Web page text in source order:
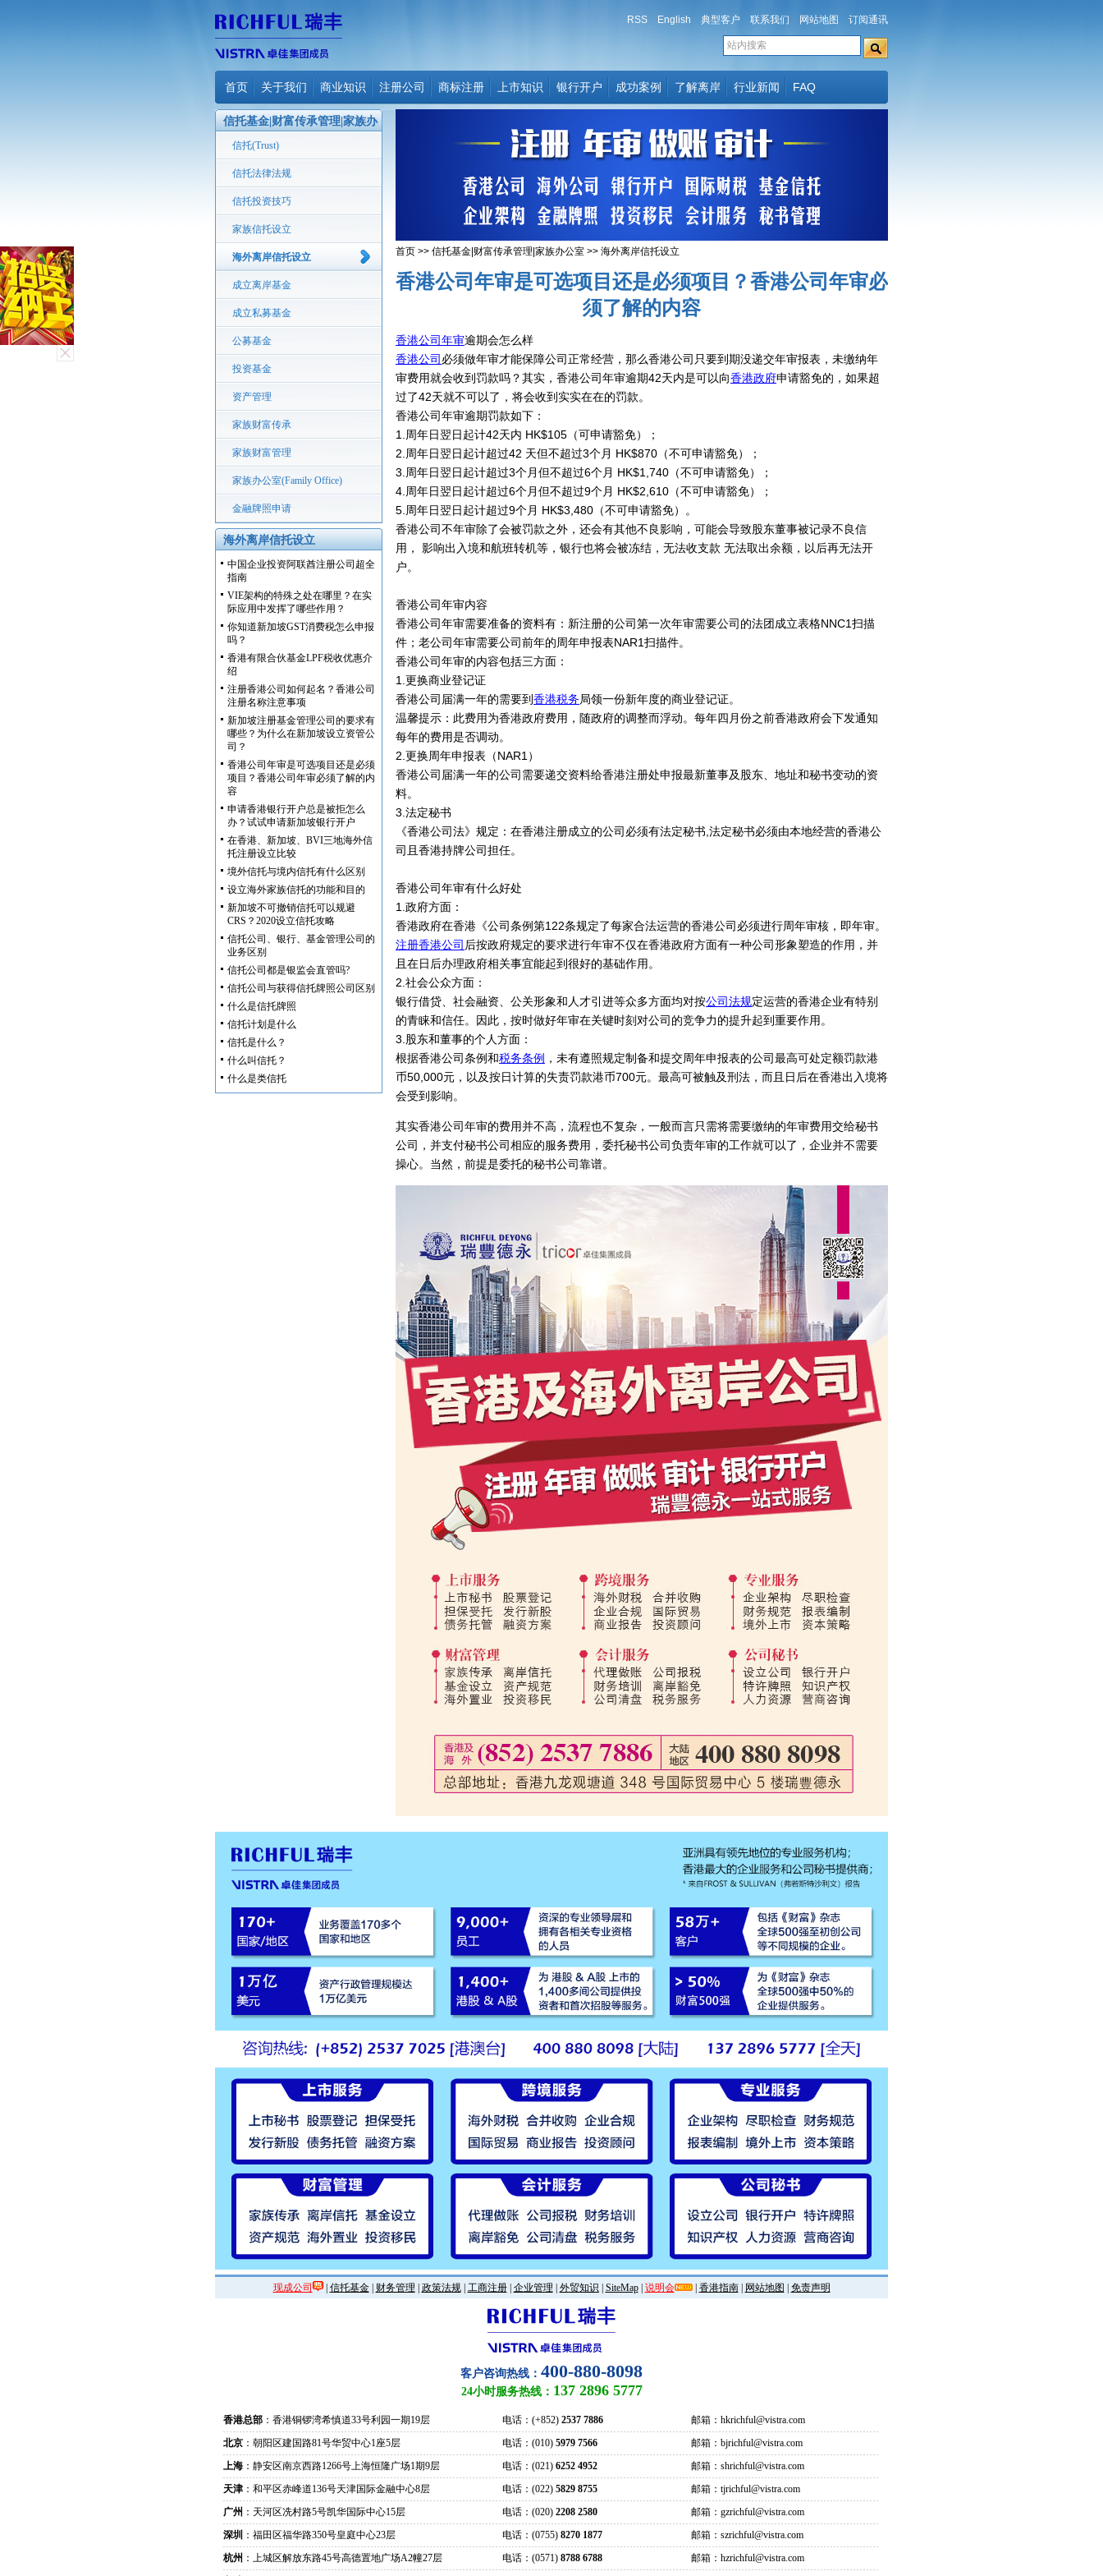
RSS English 典型客户 联系我们 网站地图 订阅通讯
首页 关于我们 商业知识 注册公司 商标注册 上市知识 银行开户 成功案例 了解离岸 行业新闻 FAQ
信托基金|财富传承管理|家族办
公室
信托(Trust)
信托法律法规
信托投资技巧
家族信托设立
海外离岸信托设立
成立离岸基金
成立私募基金
公募基金
投资基金
资产管理
家族财富传承
家族财富管理
家族办公室(Family Office)
金融牌照申请
海外离岸信托设立
中国企业投资阿联酋注册公司超全
指南
VIE架构的特殊之处在哪里？在实
际应用中发挥了哪些作用？
你知道新加坡GST消费税怎么申报
吗？
香港有限合伙基金LPF税收优惠介
绍
注册香港公司如何起名？香港公司
注册名称注意事项
新加坡注册基金管理公司的要求有
哪些？为什么在新加坡设立资管公
司？
香港公司年审是可选项目还是必须
项目？香港公司年审必须了解的内
容
申请香港银行开户总是被拒怎么
办？试试申请新加坡银行开户
在香港、新加坡、BVI三地海外信
托注册设立比较
境外信托与境内信托有什么区别
设立海外家族信托的功能和目的
新加坡不可撤销信托可以规避
CRS？2020设立信托攻略
信托公司、银行、基金管理公司的
业务区别
信托公司都是银监会直管吗?
信托公司与获得信托牌照公司区别
什么是信托牌照
信托计划是什么
信托是什么？
什么叫信托？
什么是类信托
首页 >> 信托基金|财富传承管理|家族办公室 >> 海外离岸信托设立
香港公司年审是可选项目还是必须项目？香港公司年审必
须了解的内容
香港公司年审逾期会怎么样
香港公司 必须做年审才能保障公司正常经营，那么香港公司只要到期没递交年审报表，未缴纳年
审费用就会收到罚款吗？其实，香港公司年审逾期42天内是可以向香港政府申请豁免的，如果超
过了42天就不可以了，将会收到实实在在的罚款。
香港公司年审逾期罚款如下：
1.周年日翌日起计42天内 HK$105（可申请豁免）；
2.周年日翌日起计超过42 天但不超过3个月 HK$870（不可申请豁免）；
3.周年日翌日起计超过3个月但不超过6个月 HK$1,740（不可申请豁免）；
4.周年日翌日起计超过6个月但不超过9个月 HK$2,610（不可申请豁免）；
5.周年日翌日起计超过9个月 HK$3,480（不可申请豁免）。
香港公司不年审除了会被罚款之外，还会有其他不良影响，可能会导致股东董事被记录不良信
用， 影响出入境和航班转机等，银行也将会被冻结，无法收支款 无法取出余额，以后再无法开
户。
香港公司年审内容
香港公司年审需要准备的资料有：新注册的公司第一次年审需要公司的法团成立表格NNC1扫描
件；老公司年审需要公司前年的周年申报表NAR1扫描件。
香港公司年审的内容包括三方面：
1.更换商业登记证
香港公司届满一年的需要到香港税务局领一份新年度的商业登记证。
温馨提示：此费用为香港政府费用，随政府的调整而浮动。每年四月份之前香港政府会下发通知
每年的费用是否调动。
2.更换周年申报表（NAR1）
香港公司届满一年的公司需要递交资料给香港注册处申报最新董事及股东、地址和秘书变动的资
料。
3.法定秘书
《香港公司法》规定：在香港注册成立的公司必须有法定秘书,法定秘书必须由本地经营的香港公
司且香港持牌公司担任。
香港公司年审有什么好处
1.政府方面：
香港政府在香港《公司条例第122条规定了每家合法运营的香港公司必须进行周年审核，即年审。
注册香港公司 后按政府规定的要求进行年审不仅在香港政府方面有一种公司形象塑造的作用，并
且在日后办理政府相关事宜能起到很好的基础作用。
2.社会公众方面：
银行借贷、社会融资、公关形象和人才引进等众多方面均对按公司法规定运营的香港企业有特别
的青睐和信任。因此，按时做好年审在关键时刻对公司的竞争力的提升起到重要作用。
3.股东和董事的个人方面：
根据香港公司条例和税务条例 ，未有遵照规定制备和提交周年申报表的公司最高可处定额罚款港
币50,000元，以及按日计算的失责罚款港币700元。最高可被触及刑法，而且日后在香港出入境将
会受到影响。
其实香港公司年审的费用并不高，流程也不复杂，一般而言只需将需要缴纳的年审费用交给秘书
公司，并支付秘书公司相应的服务费用，委托秘书公司负责年审的工作就可以了，企业并不需要
操心。当然，前提是委托的秘书公司靠谱。
现成公司 | 信托基金| 财务管理 政策法规| 工商注册| 企业管理 外贸知识 SiteMap| 说明会 | 香港指南| 网站地图 免责声明
客户咨询热线： 400-880-8098
24小时服务热线： 137 2896 5777
香港总部 ：香港铜锣湾希慎道33号利园一期19层 电话：(+852) 2537 7886
邮箱：hkrichful@vistra.com
北京 ：朝阳区建国路81号华贸中心1座5层 电话：(010) 5979 7566
邮箱：bjrichful@vistra.com
上海 ：静安区南京西路1266号上海恒隆广场1期9层 电话：(021) 6252 4952
邮箱：shrichful@vistra.com
天津 ：和平区赤峰道136号天津国际金融中心8层 电话：(022) 5829 8755
邮箱：tjrichful@vistra.com
广州 ：天河区冼村路5号凯华国际中心15层 电话：(020) 2208 2580
邮箱：gzrichful@vistra.com
深圳 ：福田区福华路350号皇庭中心23层 电话：(0755) 8270 1877
邮箱：szrichful@vistra.com
杭州 ：上城区解放东路45号高德置地广场A2幢27层 电话：(0571) 8788 6788
邮箱：hzrichful@vistra.com